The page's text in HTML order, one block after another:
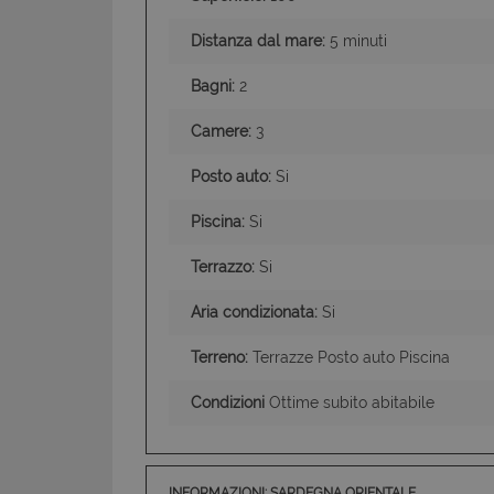
Distanza dal mare: 5 minuti
Bagni: 2
Camere: 3
Posto auto: Si
Piscina: Si
Terrazzo: Si
Aria condizionata: Si
Terreno: Terrazze Posto auto Piscina
Condizioni Ottime subito abitabile
CookieScriptConsent